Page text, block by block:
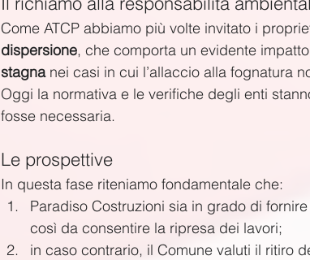
Come ATCP abbiamo più volte invitato i
dispersione, che comporta un evidente
stagna nei casi in cui l’allaccio alla fognatura
Oggi la normativa e le verifiche degli enti
fosse necessaria.
Le prospettive
In questa fase riteniamo fondamentale che:
Paradiso Costruzioni sia in grado di
così da consentire la ripresa dei lavori;
in caso contrario, il Comune valuti il ritiro